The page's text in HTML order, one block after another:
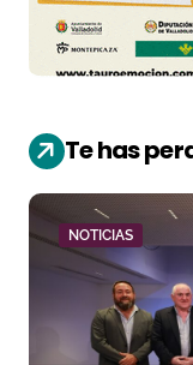
Te has
NOTICIAS